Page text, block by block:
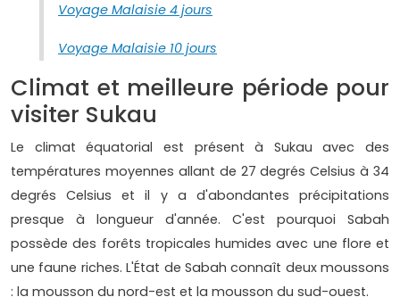
Voyage Malaisie 4 jours
Voyage Malaisie 10 jours
Climat et meilleure période pour
visiter Sukau
Le climat équatorial est présent à Sukau avec des
températures moyennes allant de 27 degrés Celsius à 34
degrés Celsius et il y a d'abondantes précipitations
presque à longueur d'année. C'est pourquoi Sabah
possède des forêts tropicales humides avec une flore et
une faune riches. L'État de Sabah connaît deux moussons
: la mousson du nord-est et la mousson du sud-ouest.